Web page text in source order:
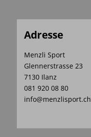
Adresse
Menzli Sport
Glennerstrasse 23
7130 Ilanz
081 920 08 80
info@menzlisport.ch